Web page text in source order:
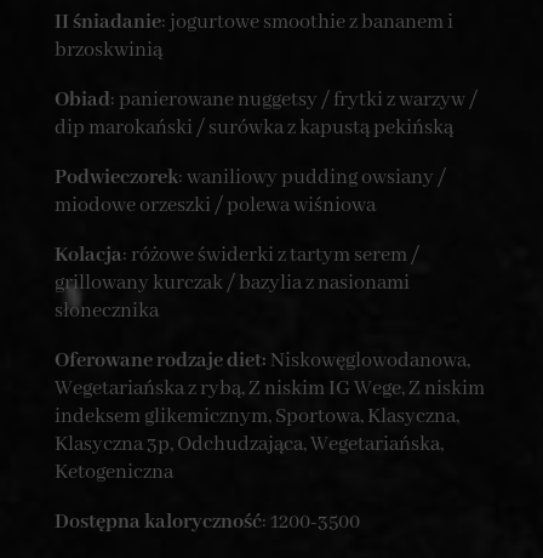
II śniadanie: jogurtowe smoothie z bananem i
brzoskwinią
Obiad: panierowane nuggetsy / frytki z warzyw /
dip marokański / surówka z kapustą pekińską
Podwieczorek: waniliowy pudding owsiany /
miodowe orzeszki / polewa wiśniowa
Kolacja: różowe świderki z tartym serem /
grillowany kurczak / bazylia z nasionami
słonecznika
Oferowane rodzaje diet: Niskowęglowodanowa,
Wegetariańska z rybą, Z niskim IG Wege, Z niskim
indeksem glikemicznym, Sportowa, Klasyczna,
Klasyczna 3p, Odchudzająca, Wegetariańska,
Ketogeniczna
Dostępna kaloryczność: 1200-3500